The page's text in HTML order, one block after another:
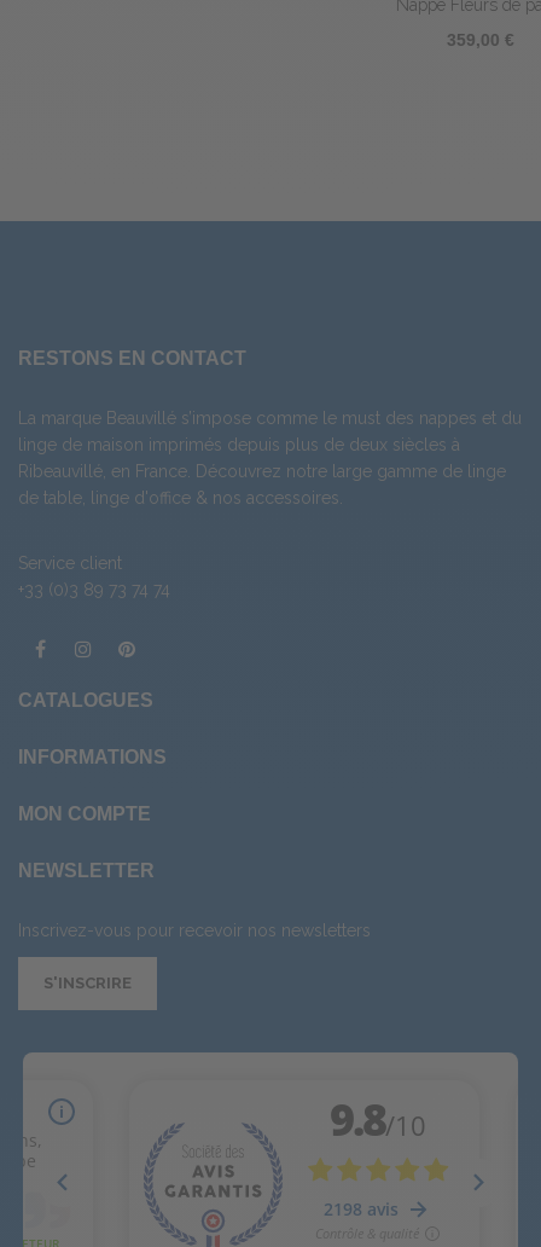
RESTONS EN CONTACT
La marque Beauvillé s’impose comme le must des nappes et du
linge de maison imprimés depuis plus de deux siècles à
Ribeauvillé, en France. Découvrez notre large gamme de linge
de table, linge d'office & nos accessoires.
Service client
+33 (0)3 89 73 74 74
CATALOGUES
INFORMATIONS
MON COMPTE
NEWSLETTER
Inscrivez-vous pour recevoir nos newsletters
S'INSCRIRE